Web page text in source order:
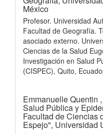
México
Profesor. Universidad
Facultad de Geografía.
asociado externo.
Ciencias de la Salud
Investigación en Salud
(CISPEC), Quito,
Emmanuelle Quentin ,
Salud Pública y
Facultad de Ciencias
Espejo", Universidad